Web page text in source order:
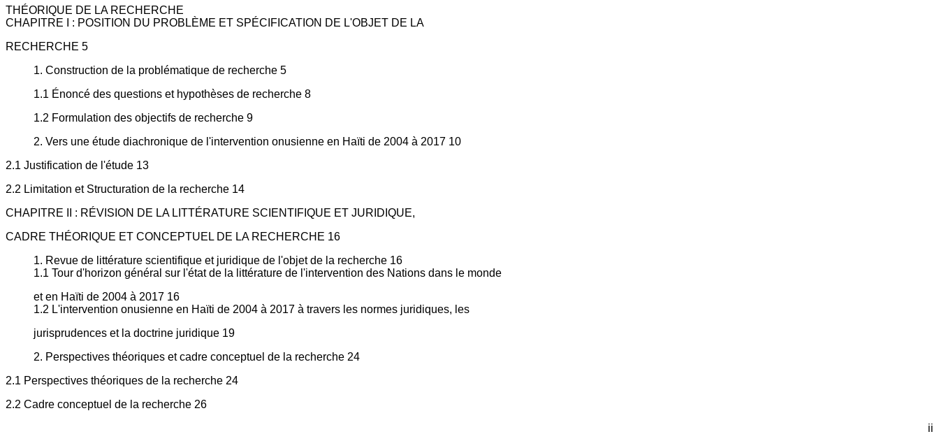
THÉORIQUE DE LA RECHERCHE
CHAPITRE I : POSITION DU PROBLÈME ET SPÉCIFICATION DE L'OBJET DE LA
RECHERCHE 5
1. Construction de la problématique de recherche 5
1.1 Énoncé des questions et hypothèses de recherche 8
1.2 Formulation des objectifs de recherche 9
2. Vers une étude diachronique de l'intervention onusienne en Haïti de 2004 à 2017 10
2.1 Justification de l'étude 13
2.2 Limitation et Structuration de la recherche 14
CHAPITRE II : RÉVISION DE LA LITTÉRATURE SCIENTIFIQUE ET JURIDIQUE,
CADRE THÉORIQUE ET CONCEPTUEL DE LA RECHERCHE 16
1. Revue de littérature scientifique et juridique de l'objet de la recherche 16
1.1 Tour d'horizon général sur l'état de la littérature de l'intervention des Nations dans le monde
et en Haïti de 2004 à 2017 16
1.2 L'intervention onusienne en Haïti de 2004 à 2017 à travers les normes juridiques, les
jurisprudences et la doctrine juridique 19
2. Perspectives théoriques et cadre conceptuel de la recherche 24
2.1 Perspectives théoriques de la recherche 24
2.2 Cadre conceptuel de la recherche 26
ii